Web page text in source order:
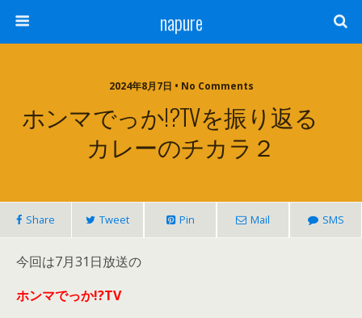
napure
2024年8月7日 • No Comments
ホンマでっか!?TVを振り返る
カレーのチカラ２
Share Tweet Pin Mail SMS
今回は7月31日放送の
ホンマでっか!?TV